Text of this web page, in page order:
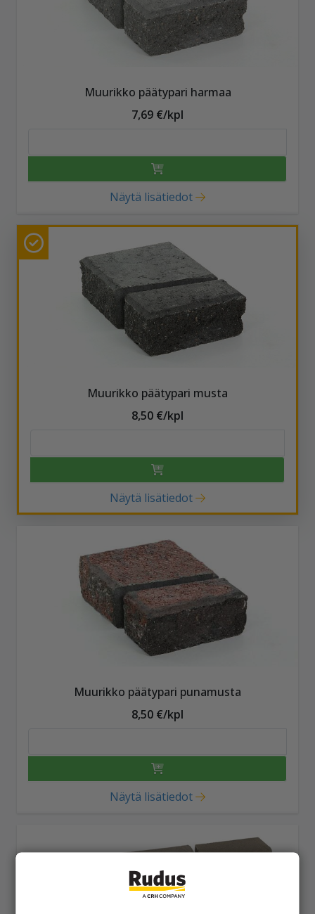
Muurikko päätypari harmaa
7,69 €/kpl
Näytä lisätiedot
Muurikko päätypari musta
8,50 €/kpl
Näytä lisätiedot
Muurikko päätypari punamusta
8,50 €/kpl
Näytä lisätiedot